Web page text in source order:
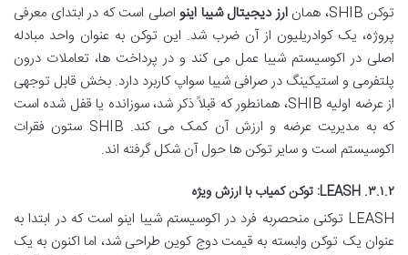
توکن SHIB، همان ارز دیجیتال شیبا اینو اصلی است که در ابتدای معرفی
پروژه، یک کوادریلیون از آن ضرب شد. این توکن به عنوان واحد مبادله
اصلی در اکوسیستم شیبا عمل می کند و در پرداخت ها، تعاملات درون
پلتفرمی و استیکینگ در صرافی شیبا سواپ کاربرد دارد. بخش قابل توجهی
از عرضه اولیه SHIB، همانطور که قبلاً ذکر شد، سوزانده یا قفل شده است
که به مدیریت عرضه و ارزش آن کمک می کند. SHIB ستون فقرات
اکوسیستم است و سایر توکن ها حول آن شکل گرفته اند.
۳.۱.۲. LEASH: توکن کمیاب با ارزش ویژه
LEASH توکنی منحصربه فرد در اکوسیستم شیبا اینو است که در ابتدا به
عنوان یک توکن وابسته به قیمت دوج کوین طراحی شد، اما اکنون به یک